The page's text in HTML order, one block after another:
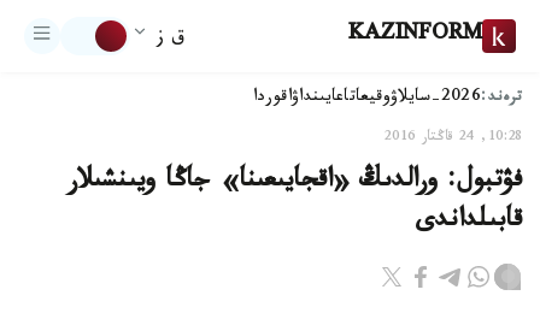
KAZINFORM ق ز
ترەند:2026-سايلاۋ وقيعاتاعايىنداۋاقوردا
10:28, 24 قاڭتار 2016
فۋتبول: ورالدىڭ «اقجايىعىنا» جاڭا ويىنشىلار
قابىلداندى